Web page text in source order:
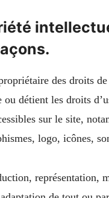
des droits
détient les droits
sur le site,
logo, icônes,
représentation,